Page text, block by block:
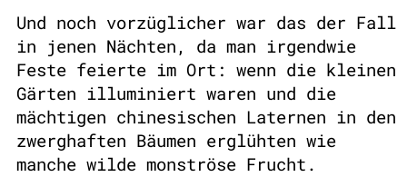
Und noch vorzüglicher war das der Fall
in jenen Nächten, da man irgendwie
Feste feierte im Ort: wenn die kleinen
Gärten illuminiert waren und die
mächtigen chinesischen Laternen in den
zwerghaften Bäumen erglühten wie
manche wilde monströse Frucht.